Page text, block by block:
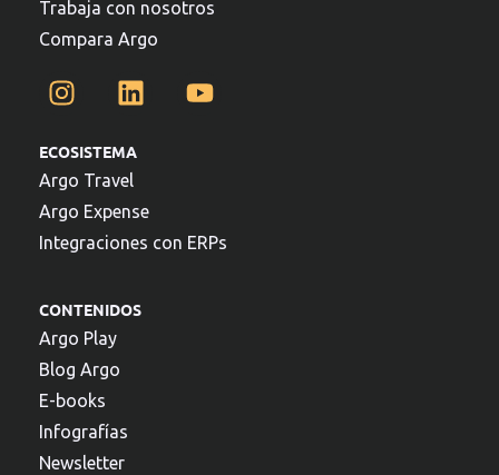
Trabaja con nosotros
Compara Argo
ECOSISTEMA
Argo Travel
Argo Expense
Integraciones con ERPs
CONTENIDOS
Argo Play
Blog Argo
E-books
Infografías
Newsletter